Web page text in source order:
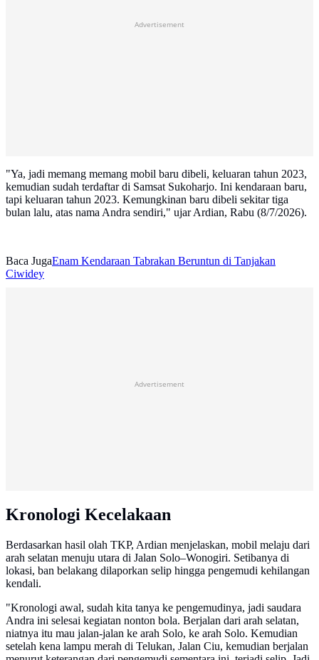
Advertisement
"Ya, jadi memang memang mobil baru dibeli, keluaran tahun 2023,
kemudian sudah terdaftar di Samsat Sukoharjo. Ini kendaraan baru,
tapi keluaran tahun 2023. Kemungkinan baru dibeli sekitar tiga
bulan lalu, atas nama Andra sendiri," ujar Ardian, Rabu (8/7/2026).
Baca JugaEnam Kendaraan Tabrakan Beruntun di Tanjakan
Ciwidey
Advertisement
Kronologi Kecelakaan
Berdasarkan hasil olah TKP, Ardian menjelaskan, mobil melaju dari
arah selatan menuju utara di Jalan Solo–Wonogiri. Setibanya di
lokasi, ban belakang dilaporkan selip hingga pengemudi kehilangan
kendali.
"Kronologi awal, sudah kita tanya ke pengemudinya, jadi saudara
Andra ini selesai kegiatan nonton bola. Berjalan dari arah selatan,
niatnya itu mau jalan-jalan ke arah Solo, ke arah Solo. Kemudian
setelah kena lampu merah di Telukan, Jalan Ciu, kemudian berjalan